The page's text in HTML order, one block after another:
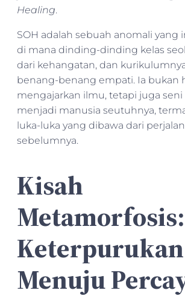
Healing.
SOH adalah sebuah anomali yang
di mana dinding-dinding kelas
dari kehangatan, dan
benang-benang empati. Ia bukan
mengajarkan ilmu, tetapi juga
menjadi manusia seutuhnya,
luka-luka yang dibawa dari
sebelumnya.
Kisah
Keterpurukan
Menuju